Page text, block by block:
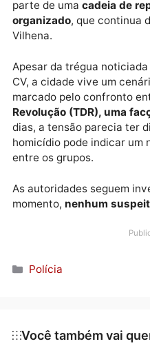
em casos envolvendo
Weverton seria amigo
que também foi
velório de outro jovem
levanta a possibilidade
parte de umacadeia de
organizado, que
Vilhena.
CV, a cidade vive um
marcado pelo
Revolução (TDR), uma
homicídio pode indicar
momento,nenhum